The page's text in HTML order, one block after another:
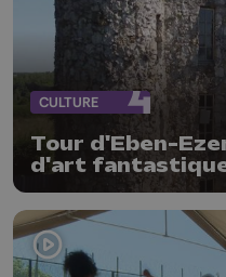
CULTURE
Tour d'Eben-
d'art